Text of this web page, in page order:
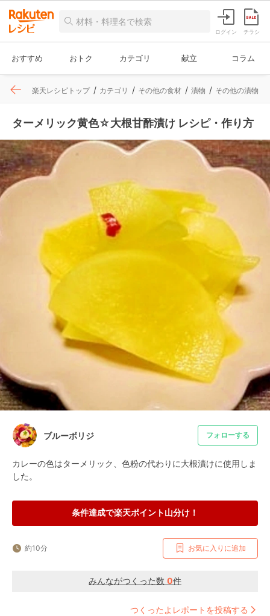
ログイン チラシ
おすすめ おトク カテゴリ 献立 コラム
楽天レシピトップ カテゴリ その他の食材 漬物 その他の漬物
ターメリック黄色☆大根甘酢漬け レシピ・作り方
ブルーボリジ フォローする
カレーの色はターメリック、色粉の代わりに大根漬けに使用しま
した。
条件達成で楽天ポイント山分け！
約10分 お気に入りに追加
みんながつくった数 0件
つくったよレポートを投稿する